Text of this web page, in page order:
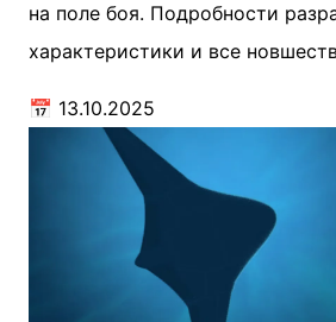
на поле боя. Подробности
характеристики и все
📅 13.10.2025